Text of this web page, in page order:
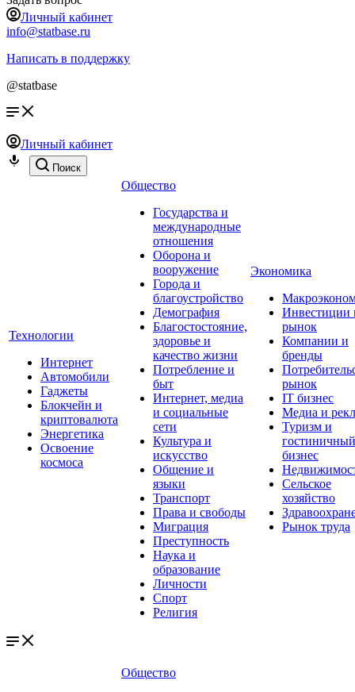
Личный кабинет
info@statbase.ru
Написать в поддержку
@statbase
Личный кабинет
Поиск
Технологии
Интернет
Автомобили
Гаджеты
Блокчейн и
криптовалюта
Энергетика
Освоение
космоса
Общество
Государства и
международные
отношения
Оборона и
вооружение
Города и
благоустройство
Демография
Благостостояние,
здоровье и
качество жизни
Потребление и
быт
Интернет, медиа
и социальные
сети
Культура и
искусство
Общение и
языки
Транспорт
Права и свободы
Миграция
Преступность
Наука и
образование
Личности
Спорт
Религия
Экономика
Инвестиции
рынок
Компании и
бренды
рынок
IT бизнес
Медиа и
Туризм и
гостиничный
бизнес
Сельское
хозяйство
Рынок труда
Общество